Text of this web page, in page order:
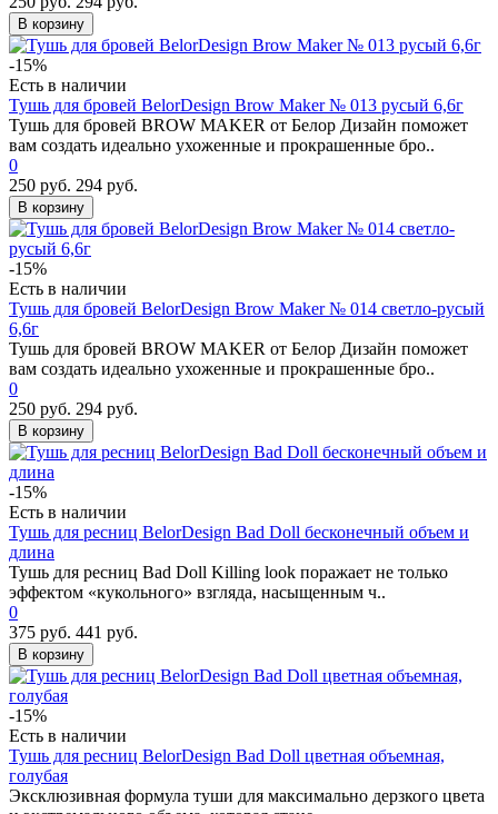
В корзину
-15%
Есть в наличии
Тушь для бровей BelorDesign Brow Maker № 013 русый 6,6г
Тушь для бровей BROW MAKER от Белор Дизайн поможет
вам создать идеально ухоженные и прокрашенные бро..
0
250 руб. 294 руб.
В корзину
-15%
Есть в наличии
Тушь для бровей BelorDesign Brow Maker № 014 светло-русый
6,6г
Тушь для бровей BROW MAKER от Белор Дизайн поможет
вам создать идеально ухоженные и прокрашенные бро..
0
250 руб. 294 руб.
В корзину
-15%
Есть в наличии
Тушь для ресниц BelorDesign Bad Doll бесконечный объем и
длина
Тушь для ресниц Bad Doll Killing look поражает не только
эффектом «кукольного» взгляда, насыщенным ч..
0
375 руб. 441 руб.
В корзину
-15%
Есть в наличии
Тушь для ресниц BelorDesign Bad Doll цветная объемная,
голубая
Эксклюзивная формула туши для максимально дерзкого цвета